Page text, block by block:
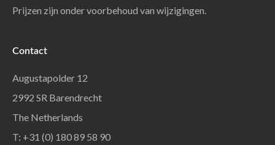
Prijzen zijn onder voorbehoud van wijzigingen.
Contact
Augustapolder 12
2992 SR Barendrecht
The Netherlands
T: +31 (0) 180 89 58 90